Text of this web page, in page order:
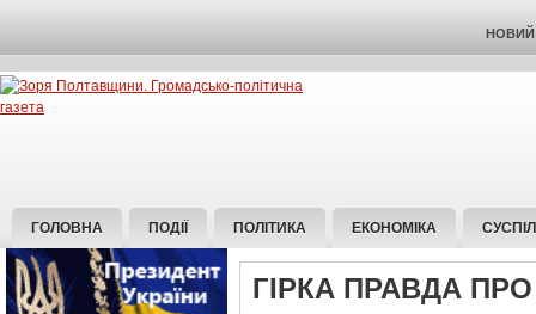
НОВИЙ
ГОЛОВНА ПОДІЇ ПОЛІТИКА ЕКОНОМІКА
ГІРКА ПРАВДА